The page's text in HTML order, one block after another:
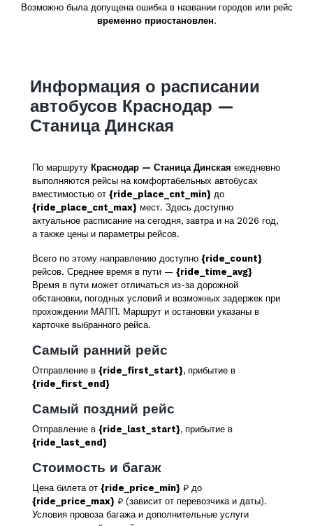
Возможно была допущена ошибка в названии городов или рейс
временно приостановлен.
Информация о расписании
автобусов Краснодар —
Станица Динская
По маршруту Краснодар — Станица Динская ежедневно
выполняются рейсы на комфортабельных автобусах
вместимостью от {ride_place_cnt_min} до
{ride_place_cnt_max} мест. Здесь доступно
актуальное расписание на сегодня, завтра и на 2026 год,
а также цены и параметры рейсов.
Всего по этому направлению доступно {ride_count}
рейсов. Среднее время в пути — {ride_time_avg}
Время в пути может отличаться из-за дорожной
обстановки, погодных условий и возможных задержек при
прохождении МАПП. Маршрут и остановки указаны в
карточке выбранного рейса.
Самый ранний рейс
Отправление в {ride_first_start}, прибытие в
{ride_first_end}
Самый поздний рейс
Отправление в {ride_last_start}, прибытие в
{ride_last_end}
Стоимость и багаж
Цена билета от {ride_price_min} ₽ до
{ride_price_max} ₽ (зависит от перевозчика и даты).
Условия провоза багажа и дополнительные услуги